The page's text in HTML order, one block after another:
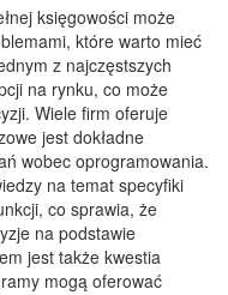
księgowości może
które warto mieć
z najczęstszych
na rynku, co może
Wiele firm oferuje
jest dokładne
wobec oprogramowania.
na temat specyfiki
co sprawia, że
na podstawie
jest także kwestia
mogą oferować